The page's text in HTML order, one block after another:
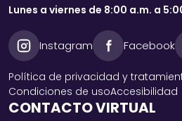
Lunes a viernes de 8:00 a.m. a
Instagram Facebook
Política de privacidad y
Condiciones de usoAccesibilidad
CONTACTO VIRTUAL